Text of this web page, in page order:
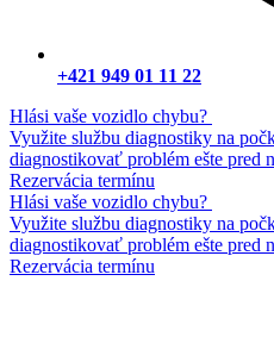
+421 949 01 11 22
Hlási vaše vozidlo chybu? ​
Využite službu diagnostiky na
diagnostikovať problém ešte pred
Rezervácia termínu
Hlási vaše vozidlo chybu? ​
Využite službu diagnostiky na
diagnostikovať problém ešte pred
Rezervácia termínu